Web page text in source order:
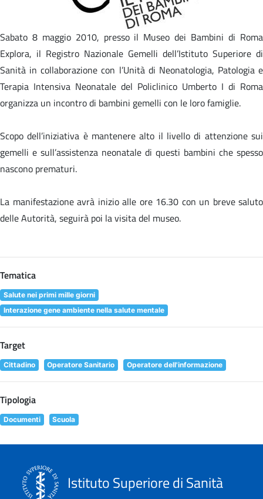
Sabato 8 maggio 2010, presso il Museo dei Bambini di Roma
Explora, il Registro Nazionale Gemelli dell’Istituto Superiore di
Sanità in collaborazione con l’Unità di Neonatologia, Patologia e
Terapia Intensiva Neonatale del Policlinico Umberto I di Roma
organizza un incontro di bambini gemelli con le loro famiglie.
Scopo dell’iniziativa è mantenere alto il livello di attenzione sui
gemelli e sull’assistenza neonatale di questi bambini che spesso
nascono prematuri.
La manifestazione avrà inizio alle ore 16.30 con un breve saluto
delle Autorità, seguirà poi la visita del museo.
Tematica
Salute nei primi mille giorni
Interazione gene ambiente nella salute mentale
Target
Cittadino Operatore Sanitario Operatore dell'informazione
Tipologia
Documenti Scuola
Istituto Superiore di Sanità